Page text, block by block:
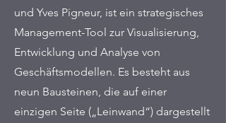
und Yves Pigneur, ist ein strategisches
Management-Tool zur Visualisierung,
Entwicklung und Analyse von
Geschäftsmodellen. Es besteht aus
neun Bausteinen, die auf einer
einzigen Seite („Leinwand“) dargestellt